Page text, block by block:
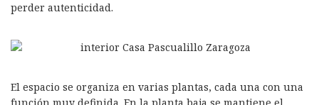
perder autenticidad.
El espacio se organiza en varias plantas, cada una con una